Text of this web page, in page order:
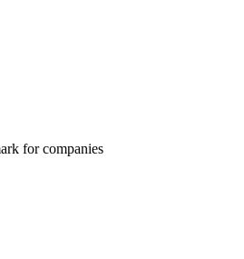
for companies